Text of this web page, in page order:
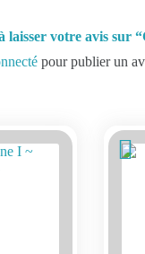
laisser votre avis sur
pour publier un